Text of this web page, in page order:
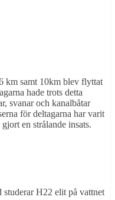
km samt 10km blev flyttat
hade trots detta
svanar och kanalbåtar
för deltagarna har varit
en strålande insats.
H22 elit på vattnet